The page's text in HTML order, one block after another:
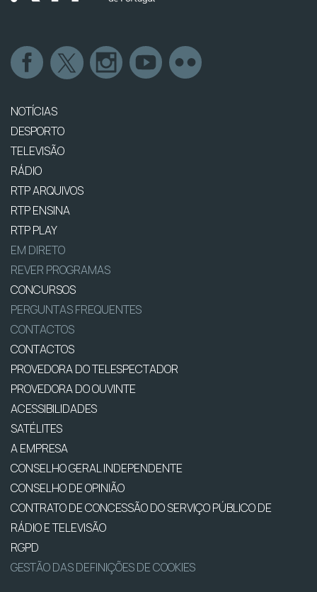
NOTÍCIAS
DESPORTO
TELEVISÃO
RÁDIO
RTP ARQUIVOS
RTP ENSINA
RTP PLAY
EM DIRETO
REVER PROGRAMAS
CONCURSOS
PERGUNTAS FREQUENTES
CONTACTOS
CONTACTOS
PROVEDORA DO TELESPECTADOR
PROVEDORA DO OUVINTE
ACESSIBILIDADES
SATÉLITES
A EMPRESA
CONSELHO GERAL INDEPENDENTE
CONSELHO DE OPINIÃO
CONTRATO DE CONCESSÃO DO SERVIÇO PÚBLICO DE
RÁDIO E TELEVISÃO
RGPD
GESTÃO DAS DEFINIÇÕES DE COOKIES